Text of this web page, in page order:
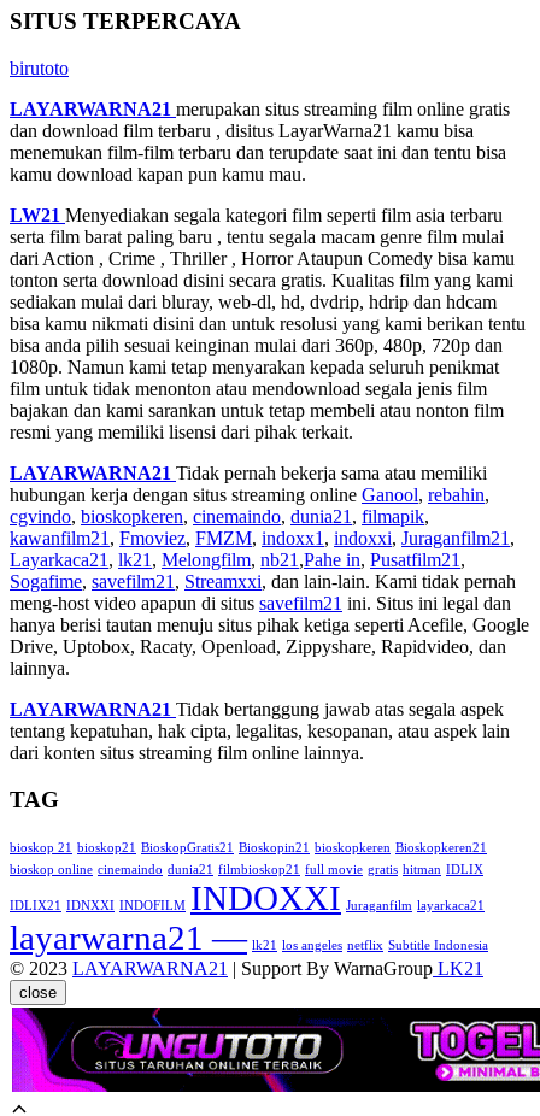
SITUS TERPERCAYA
birutoto
LAYARWARNA21 merupakan situs streaming film online gratis
dan download film terbaru , disitus LayarWarna21 kamu bisa
menemukan film-film terbaru dan terupdate saat ini dan tentu bisa
kamu download kapan pun kamu mau.
LW21 Menyediakan segala kategori film seperti film asia terbaru
serta film barat paling baru , tentu segala macam genre film mulai
dari Action , Crime , Thriller , Horror Ataupun Comedy bisa kamu
tonton serta download disini secara gratis. Kualitas film yang kami
sediakan mulai dari bluray, web-dl, hd, dvdrip, hdrip dan hdcam
bisa kamu nikmati disini dan untuk resolusi yang kami berikan tentu
bisa anda pilih sesuai keinginan mulai dari 360p, 480p, 720p dan
1080p. Namun kami tetap menyarakan kepada seluruh penikmat
film untuk tidak menonton atau mendownload segala jenis film
bajakan dan kami sarankan untuk tetap membeli atau nonton film
resmi yang memiliki lisensi dari pihak terkait.
LAYARWARNA21 Tidak pernah bekerja sama atau memiliki
hubungan kerja dengan situs streaming online Ganool, rebahin,
cgvindo, bioskopkeren, cinemaindo, dunia21 , filmapik,
kawanfilm21 , Fmoviez, FMZM, indoxx1 , indoxxi, Juraganfilm21 ,
Layarkaca21 , lk21 , Melongfilm, nb21 ,Pahe in, Pusatfilm21 ,
Sogafime, savefilm21 , Streamxxi, dan lain-lain. Kami tidak pernah
meng-host video apapun di situs savefilm21 ini. Situs ini legal dan
hanya berisi tautan menuju situs pihak ketiga seperti Acefile, Google
Drive, Uptobox, Racaty, Openload, Zippyshare, Rapidvideo, dan
lainnya.
LAYARWARNA21 Tidak bertanggung jawab atas segala aspek
tentang kepatuhan, hak cipta, legalitas, kesopanan, atau aspek lain
dari konten situs streaming film online lainnya.
TAG
bioskop 21 bioskop21 BioskopGratis21 Bioskopin21 bioskopkeren Bioskopkeren21
bioskop online cinemaindo dunia21 filmbioskop21 full movie gratis hitman IDLIX
IDLIX21 IDNXXI INDOFILM INDOXXI Juraganfilm layarkaca21
layarwarna21 — lk21 los angeles netflix Subtitle Indonesia
© 2023 LAYARWARNA21 | Support By WarnaGroup LK21
close